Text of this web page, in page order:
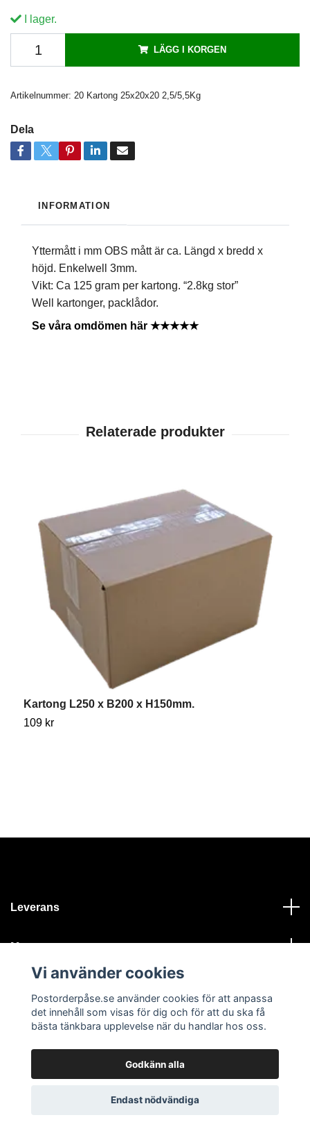
I lager.
LÄGG I KORGEN
Artikelnummer: 20 Kartong 25x20x20 2,5/5,5Kg
Dela
INFORMATION
Yttermått i mm OBS mått är ca. Längd x bredd x
höjd. Enkelwell 3mm.
Vikt: Ca 125 gram per kartong. “2.8kg stor”
Well kartonger, packlådor.
Se våra omdömen här ★★★★★
Kartong L250 x B200 x H150mm.
109 kr
Leverans
Meny
Chatta via WhatsApp här
Vi använder cookies
Postorderpåse.se använder cookies för att anpassa
det innehåll som visas för dig och för att du ska få
bästa tänkbara upplevelse när du handlar hos oss.
Godkänn alla
Endast nödvändiga